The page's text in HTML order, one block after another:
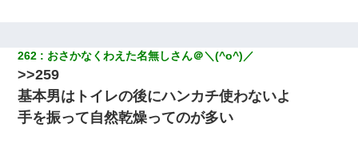
262 おさかなくわえた名無しさん＠＼(^o^)／
>>259
基本男はトイレの後にハンカチ使わないよ
手を振って自然乾燥ってのが多い